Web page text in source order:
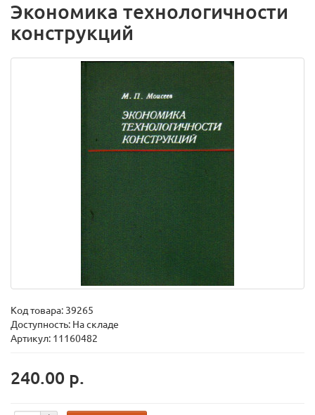
Экономика технологичности
конструкций
Код товара: 39265
Доступность: На складе
Артикул: 11160482
240.00 р.